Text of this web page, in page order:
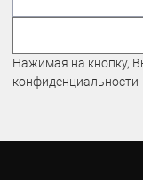
Нажимая на кнопку,
конфиденциальности